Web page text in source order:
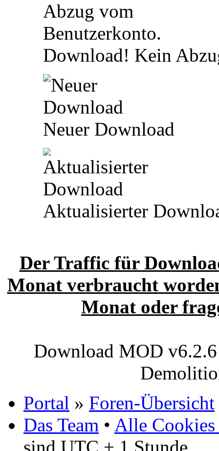
Download! Kein
Neuer Download
Aktualisierter
Der Traffic für
Monat verbraucht
Monat oder
Download MOD
Portal » Foren-Übersicht
Das Team • Alle Cookies